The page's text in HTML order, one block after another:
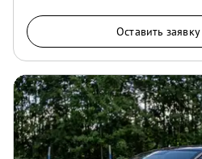
Оставить заявку